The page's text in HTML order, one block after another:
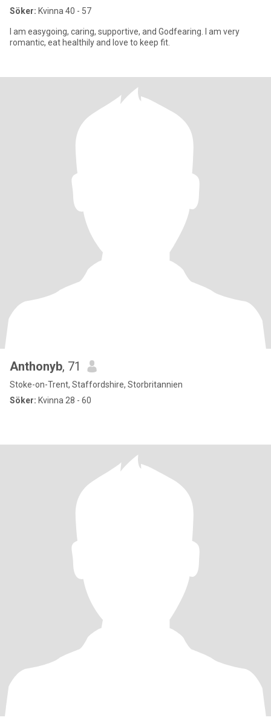
Söker: Kvinna 40 - 57
I am easygoing, caring, supportive, and Godfearing. I am very
romantic, eat healthily and love to keep fit.
Anthonyb, 71
Stoke-on-Trent, Staffordshire, Storbritannien
Söker: Kvinna 28 - 60